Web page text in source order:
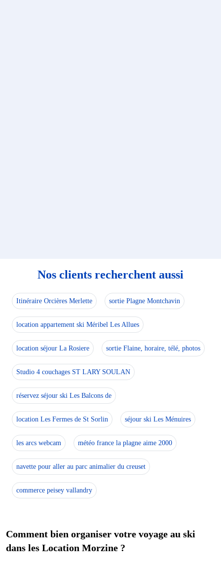
Nos clients recherchent aussi
Itinéraire Orcières Merlette sortie Plagne Montchavin
location appartement ski Méribel Les Allues
location séjour La Rosiere sortie Flaine, horaire, télé, photos
Studio 4 couchages ST LARY SOULAN
réservez séjour ski Les Balcons de
location Les Fermes de St Sorlin séjour ski Les Ménuires
les arcs webcam météo france la plagne aime 2000
navette pour aller au parc animalier du creuset
commerce peisey vallandry
Comment bien organiser votre voyage au ski
dans les Location Morzine ?